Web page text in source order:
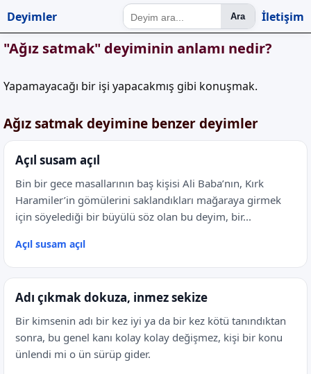
Deyimler Ara İletişim
"Ağız satmak" deyiminin anlamı nedir?
Yapamayacağı bir işi yapacakmış gibi konuşmak.
Ağız satmak deyimine benzer deyimler
Açıl susam açıl
Bin bir gece masallarının baş kişisi Ali Baba’nın, Kırk
Haramiler’in gömülerini saklandıkları mağaraya girmek
için söyelediği bir büyülü söz olan bu deyim, bir...
Açıl susam açıl
Adı çıkmak dokuza, inmez sekize
Bir kimsenin adı bir kez iyi ya da bir kez kötü tanındıktan
sonra, bu genel kanı kolay kolay değişmez, kişi bir konu
ünlendi mi o ün sürüp gider.